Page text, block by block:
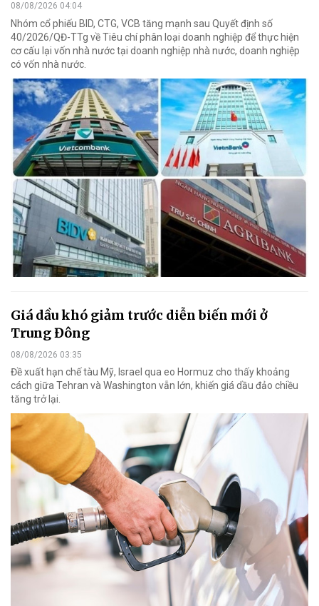
08/08/2026 04:04
Nhóm cổ phiếu BID, CTG, VCB tăng mạnh sau Quyết định số
40/2026/QĐ-TTg về Tiêu chí phân loại doanh nghiệp để thực hiện
cơ cấu lại vốn nhà nước tại doanh nghiệp nhà nước, doanh nghiệp
có vốn nhà nước.
Giá dầu khó giảm trước diễn biến mới ở
Trung Đông
08/08/2026 03:35
Đề xuất hạn chế tàu Mỹ, Israel qua eo Hormuz cho thấy khoảng
cách giữa Tehran và Washington vẫn lớn, khiến giá dầu đảo chiều
tăng trở lại.